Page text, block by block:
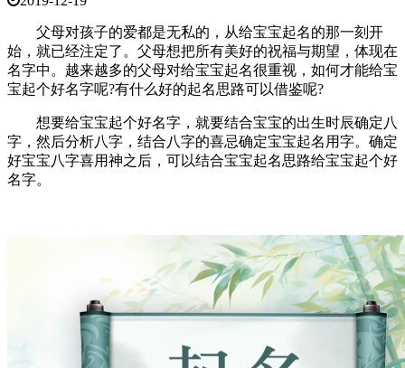
父母对孩子的爱都是无私的，从给宝宝起名的那一刻开
始，就已经注定了。父母想把所有美好的祝福与期望，体现在
名字中。越来越多的父母对给宝宝起名很重视，如何才能给宝
宝起个好名字呢?有什么好的起名思路可以借鉴呢?
想要给宝宝起个好名字，就要结合宝宝的出生时辰确定八
字，然后分析八字，结合八字的喜忌确定宝宝起名用字。确定
好宝宝八字喜用神之后，可以结合宝宝起名思路给宝宝起个好
名字。